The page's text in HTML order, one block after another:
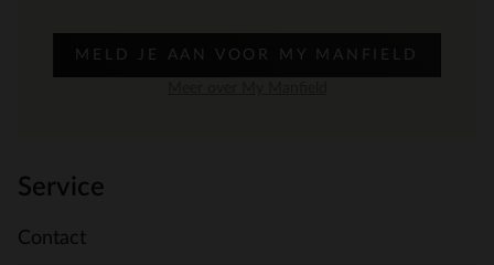
MELD JE AAN VOOR MY MANFIELD
Service
Contact